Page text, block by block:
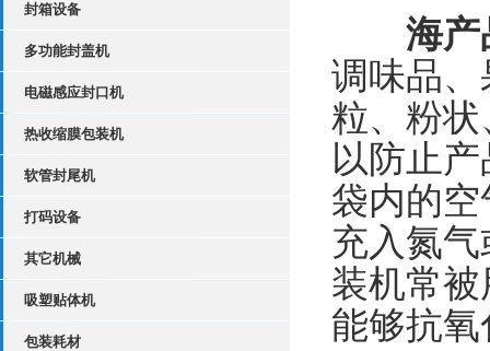
封箱设备
多功能封盖机
电磁感应封口机
热收缩膜包装机
软管封尾机
打码设备
其它机械
吸塑贴体机
包装耗材
海产
调味品
粒、粉
以防止
袋内的
充入氮
装机常
能够抗